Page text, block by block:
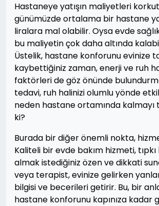
Hastaneye yatışın maliyetleri
günümüzde ortalama bir hastane
liralara mal olabilir. Oysa evde
bu maliyetin çok daha altında
Üstelik, hastane konforunu evinize
kaybettiğiniz zaman, enerji ve ruh
faktörleri de göz önünde
tedavi, ruh halinizi olumlu yönde
neden hastane ortamında kalmayı
ki?
Burada bir diğer önemli nokta,
Kaliteli bir evde bakım hizmeti,
almak istediğiniz özen ve dikkati
veya terapist, evinize gelirken
bilgisi ve becerileri getirir. Bu, bir
hastane konforunu kapınıza kadar